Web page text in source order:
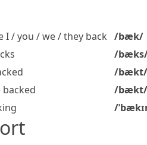
I / you / we / they back /bæk/
/
/bækt/
backed
/bækt/
/